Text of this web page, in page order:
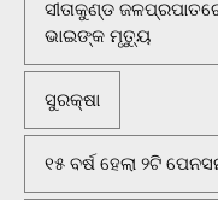
ସୀତାକୁଣ୍ଡ
ଭାଇଙ୍କ ମୃତ୍ୟୁ
ସୁରକ୍ଷା
୧୫ ବର୍ଷ ହେଲା ୨ଟି